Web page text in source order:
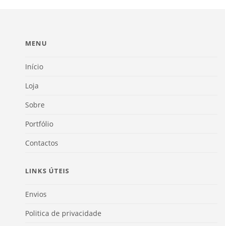
MENU
Início
Loja
Sobre
Portfólio
Contactos
LINKS ÚTEIS
Envios
Politica de privacidade